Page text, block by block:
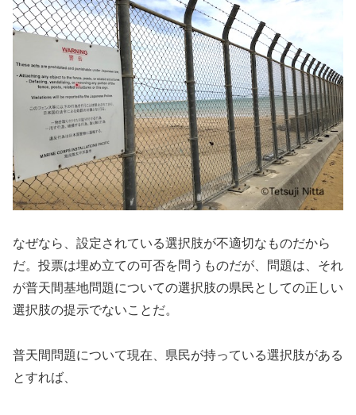
なぜなら、設定されている選択肢が不適切なものだから
だ。投票は埋め立ての可否を問うものだが、問題は、それ
が普天間基地問題についての選択肢の県民としての正しい
選択肢の提示でないことだ。
普天間問題について現在、県民が持っている選択肢がある
とすれば、